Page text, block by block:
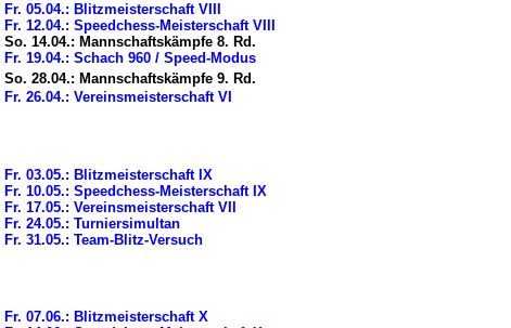
Fr. 05.04.: Blitzmeisterschaft VIII
Fr. 12.04.: Speedchess-Meisterschaft VIII
So. 14.04.: Mannschaftskämpfe 8. Rd.
Fr. 19.04.: Schach 960 / Speed-Modus
So. 28.04.: Mannschaftskämpfe 9. Rd.
Fr. 26.04.: Vereinsmeisterschaft VI
Fr. 03.05.: Blitzmeisterschaft IX
Fr. 10.05.: Speedchess-Meisterschaft IX
Fr. 17.05.: Vereinsmeisterschaft VII
Fr. 24.05.: Turniersimultan
Fr. 31.05.: Team-Blitz-Versuch
Fr. 07.06.: Blitzmeisterschaft X